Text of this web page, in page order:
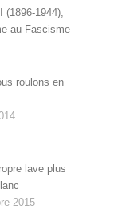
(1896-1944),
au Fascisme
roulons en
lave plus
2015